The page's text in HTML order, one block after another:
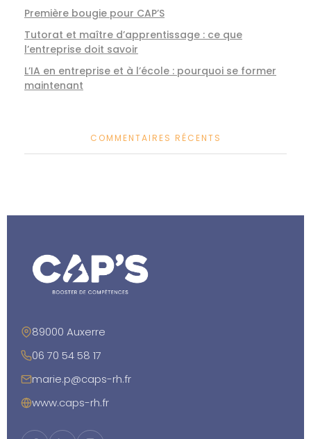
Première bougie pour CAP’S
Tutorat et maître d’apprentissage : ce que
l’entreprise doit savoir
L’IA en entreprise et à l’école : pourquoi se former
maintenant
COMMENTAIRES RÉCENTS
89000 Auxerre
06 70 54 58 17
marie.p@caps-rh.fr
www.caps-rh.fr